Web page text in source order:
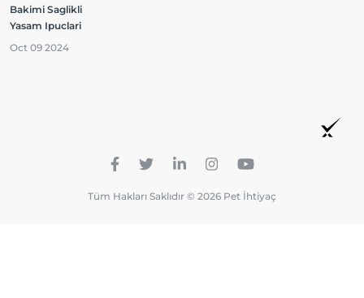
Bakimi Saglikli
Yasam Ipuclari
Oct 09 2024
Tüm Hakları Saklıdır © 2026 Pet İhtiyaç